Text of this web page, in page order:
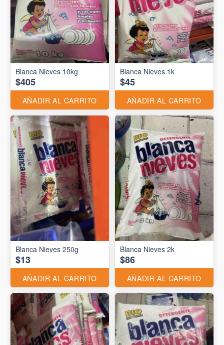
Blanca Nieves 10kg
$405
AÑADIR AL CARRITO
Blanca Nieves 1k
$45
AÑADIR AL CARRITO
Blanca Nieves 250g
$13
AÑADIR AL CARRITO
Blanca Nieves 2k
$86
AÑADIR AL CARRITO